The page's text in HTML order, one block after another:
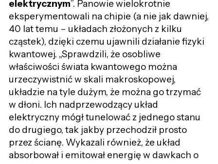
elektrycznym”. Panowie wielokrotnie
eksperymentowali na chipie (a nie jak dawniej,
40 lat temu – układach złożonych z kilku
cząstek), dzięki czemu ujawnili działanie fizyki
kwantowej. „Sprawdzili, że osobliwe
właściwości świata kwantowego można
urzeczywistnić w skali makroskopowej,
układzie na tyle dużym, że można go trzymać
w dłoni. Ich nadprzewodzący układ
elektryczny mógł tunelować z jednego stanu
do drugiego, tak jakby przechodził prosto
przez ścianę. Wykazali również, że układ
absorbował i emitował energię w dawkach o